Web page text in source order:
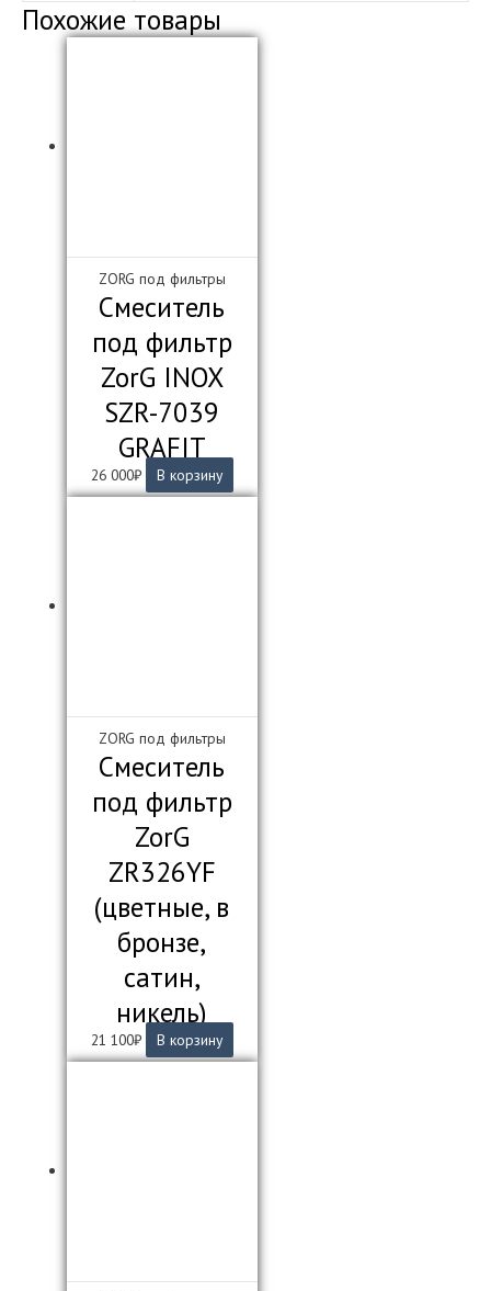
Похожие товары
ZORG под фильтры
Смеситель
под фильтр
ZorG INOX
SZR-7039
GRAFIT
26 000₽ В корзину
ZORG под фильтры
Смеситель
под фильтр
ZorG
ZR326YF
(цветные, в
бронзе,
сатин,
никель)
21 100₽ В корзину